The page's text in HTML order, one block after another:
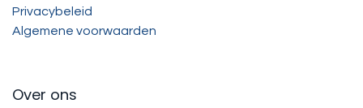
Privacybeleid
Algemene voorwaarden
Over ons